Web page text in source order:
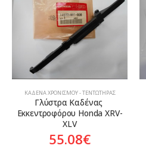
ΚΑΔΈΝΑ ΧΡΟΝΙΣΜΟΎ - ΤΕΝΤΩΤΉΡΑΣ
Γλύστρα Καδένας
Εκκεντροφόρου Honda XRV-
XLV
55.08€